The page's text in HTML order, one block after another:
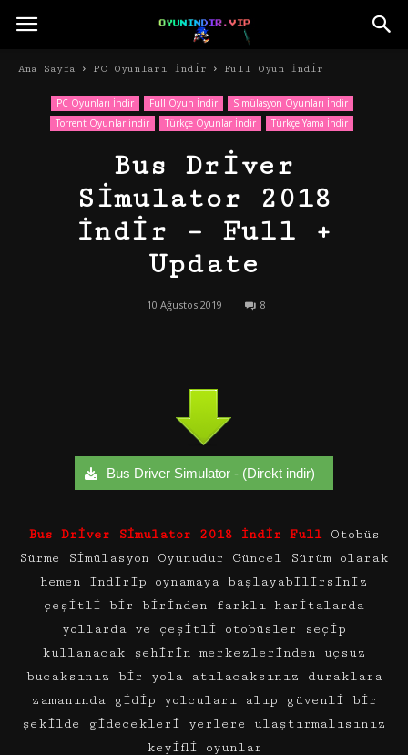
Ana Sayfa PC Oyunları İndir Full Oyun İndir
PC Oyunları İndir Full Oyun İndir
Simülasyon Oyunları İndir
Torrent Oyunlar indir
Türkçe Oyunlar İndir Türkçe Yama İndir
Bus Driver
Simulator 2018
İndir – Full +
Update
10 Ağustos 2019 8
Bus Driver Simulator - (Direkt indir)
Bus Driver Simulator 2018 İndir Full Otobüs
Sürme Simülasyon Oyunudur Güncel Sürüm olarak
hemen indirip oynamaya başlayabilirsiniz
çeşitli bir birinden farklı haritalarda
yollarda ve çeşitli otobüsler seçip
kullanacak şehirin merkezlerinden uçsuz
bucaksınız bir yola atılacaksınız duraklara
zamanında gidip yolcuları alıp güvenli bir
şekilde gidecekleri yerlere ulaştırmalısınız
keyifli oyunlar